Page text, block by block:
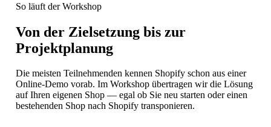
So läuft der Workshop
Von der Zielsetzung bis zur
Projektplanung
Die meisten Teilnehmenden kennen Shopify schon aus einer
Online-Demo vorab. Im Workshop übertragen wir die Lösung
auf Ihren eigenen Shop — egal ob Sie neu starten oder einen
bestehenden Shop nach Shopify transponieren.